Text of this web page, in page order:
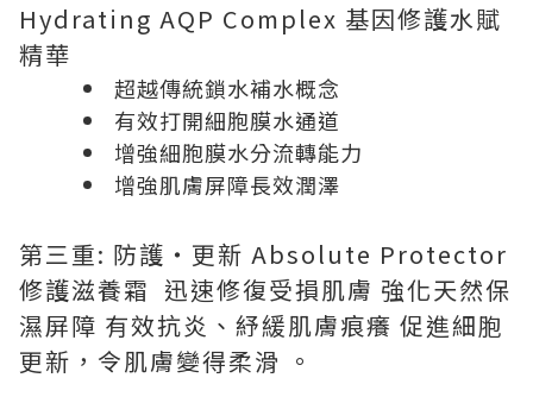
Hydrating AQP Complex 基因修護水賦
精華
超越傳統鎖水補水概念
有效打開細胞膜水通道
增強細胞膜水分流轉能力
增強肌膚屏障長效潤澤
第三重: 防護‧更新 Absolute Protector
修護滋養霜 迅速修復受損肌膚 強化天然保
濕屏障 有效抗炎、紓緩肌膚痕癢 促進細胞
更新，令肌膚變得柔滑 。